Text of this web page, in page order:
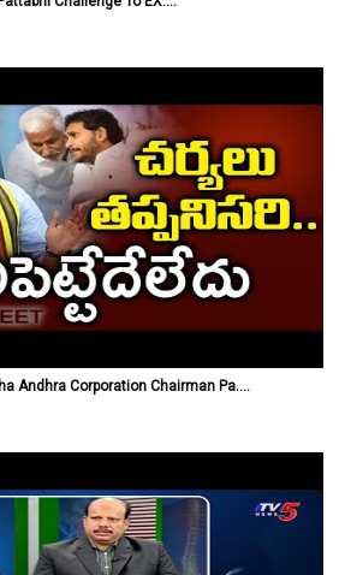
Andhra Corporation Chairman Pa....